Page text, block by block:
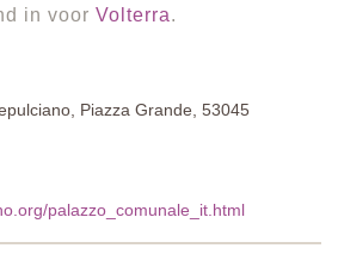
in voorVolterra.
Piazza Grande, 53045
palazzo_comunale_it.html